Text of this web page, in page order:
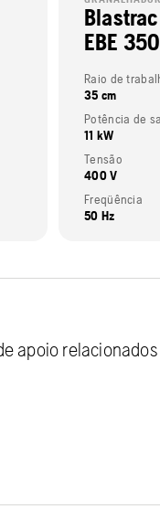
Blastrac
EBE
Raio de
35 cm
Potência de
11 kW
Tensão
400 V
Freqüência
50 Hz
apoio relacionados